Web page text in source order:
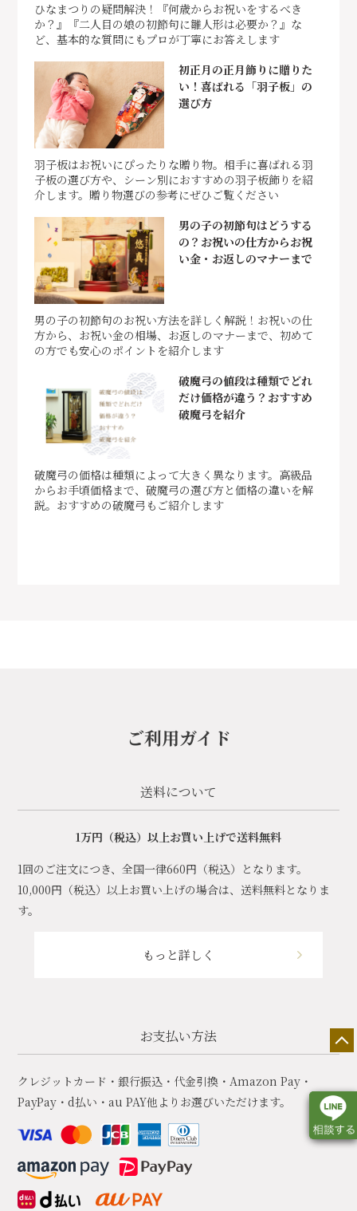
ひなまつりの疑問解決！『何歳からお祝いをするべき
か？』『二人目の娘の初節句に雛人形は必要か？』な
ど、基本的な質問にもプロが丁寧にお答えします
初正月の正月飾りに贈りた
い！喜ばれる「羽子板」の
選び方
羽子板はお祝いにぴったりな贈り物。相手に喜ばれる羽
子板の選び方や、シーン別におすすめの羽子板飾りを紹
介します。贈り物選びの参考にぜひご覧ください
男の子の初節句はどうする
の？お祝いの仕方からお祝
い金・お返しのマナーまで
男の子の初節句のお祝い方法を詳しく解説！お祝いの仕
方から、お祝い金の相場、お返しのマナーまで、初めて
の方でも安心のポイントを紹介します
破魔弓の値段は種類でどれ
だけ価格が違う？おすすめ
破魔弓を紹介
破魔弓の価格は種類によって大きく異なります。高級品
からお手頃価格まで、破魔弓の選び方と価格の違いを解
説。おすすめの破魔弓もご紹介します
ご利用ガイド
送料について
1万円（税込）以上お買い上げで送料無料
1回のご注文につき、全国一律660円（税込）となります。
10,000円（税込）以上お買い上げの場合は、送料無料となりま
す。
もっと詳しく
お支払い方法
クレジットカード・銀行振込・代金引換・Amazon Pay・
PayPay・d払い・au PAY他よりお選びいただけます。
店舗一覧